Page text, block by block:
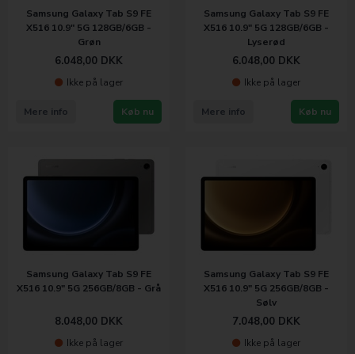
Samsung Galaxy Tab S9 FE
X516 10.9" 5G 128GB/6GB -
Grøn
6.048,00 DKK
Ikke på lager
Køb nu
Mere info
Samsung Galaxy Tab S9 FE
X516 10.9" 5G 128GB/6GB -
Lyserød
6.048,00 DKK
Ikke på lager
Køb nu
Mere info
Samsung Galaxy Tab S9 FE
X516 10.9" 5G 256GB/8GB - Grå
8.048,00 DKK
Ikke på lager
Samsung Galaxy Tab S9 FE
X516 10.9" 5G 256GB/8GB -
Sølv
7.048,00 DKK
Ikke på lager